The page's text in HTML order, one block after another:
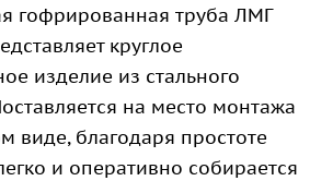
гофрированная труба ЛМГ
круглое
изделие из стального
на место монтажа
виде, благодаря простоте
и оперативно собирается